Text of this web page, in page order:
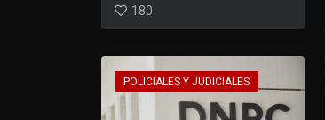
180
POLICIALES Y JUDICIALES